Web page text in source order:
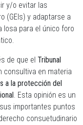
y/o evitar las
(GEIs) y adaptarse a
losa para el único foro
de que el Tribunal
consultiva en materia
a la protección del
. Esta opinión es un
importantes puntos
consuetudinario